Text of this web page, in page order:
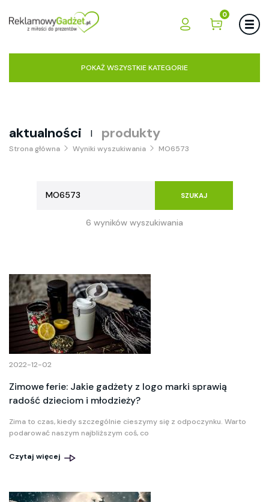
0
POKAŻ WSZYSTKIE KATEGORIE
aktualności | produkty
Strona główna Wyniki wyszukiwania MO6573
SZUKAJ
6 wyników wyszukiwania
2022-12-02
Zimowe ferie: Jakie gadżety z logo marki sprawią
radość dzieciom i młodzieży?
Zima to czas, kiedy szczególnie cieszymy się z odpoczynku. Warto
podarować naszym najbliższym coś, co
Czytaj więcej